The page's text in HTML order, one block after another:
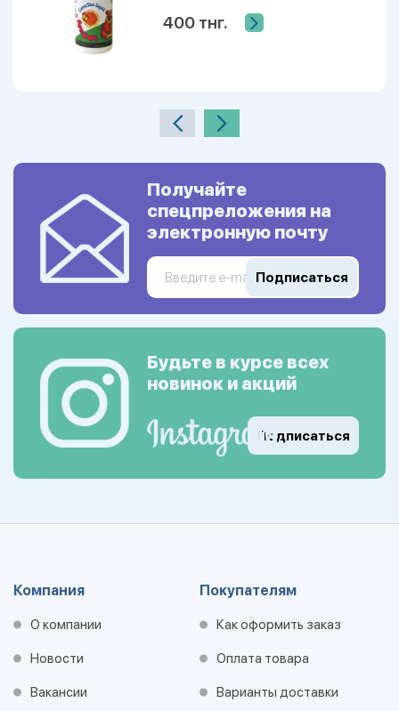
400 тнг.
Получайте
спецпреложения на
электронную почту
Подписаться
Будьте в курсе всех
новинок и акций
Подписаться
Компания
О компании
Новости
Вакансии
Покупателям
Как оформить заказ
Оплата товара
Варианты доставки